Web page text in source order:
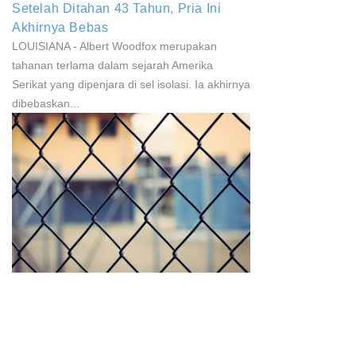
Setelah Ditahan 43 Tahun, Pria Ini
Akhirnya Bebas
LOUISIANA - Albert Woodfox merupakan
tahanan terlama dalam sejarah Amerika
Serikat yang dipenjara di sel isolasi. Ia akhirnya
dibebaskan...